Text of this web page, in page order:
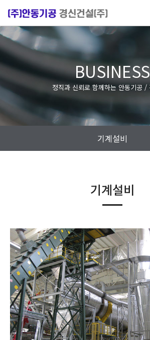
BUSINESS
정직과 신뢰로 함께하는 안동기공 /
기계설비
기계설비